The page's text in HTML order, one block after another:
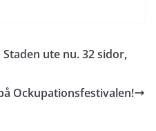
ute nu. 32 sidor,
Ockupationsfestivalen!